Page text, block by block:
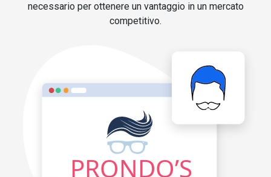
necessario per ottenere un vantaggio in un mercato
competitivo.